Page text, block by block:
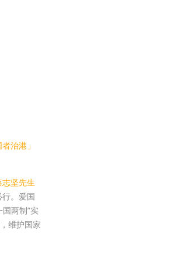
治港」
坚先生
。爱国
两制”实
维护国家